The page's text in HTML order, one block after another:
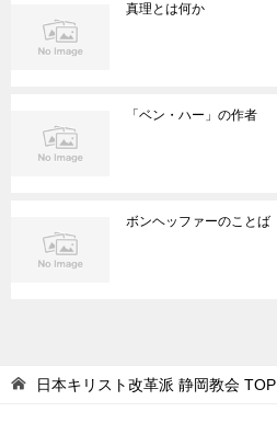
真理とは何か
「ベン・ハー」の作者
ボンヘッファーのことば
日本キリスト改革派 静岡教会 TOP